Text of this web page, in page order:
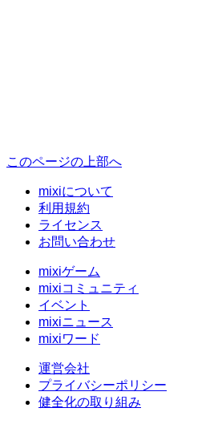
このページの上部へ
mixiについて
利用規約
ライセンス
お問い合わせ
mixiゲーム
mixiコミュニティ
イベント
mixiニュース
mixiワード
運営会社
プライバシーポリシー
健全化の取り組み